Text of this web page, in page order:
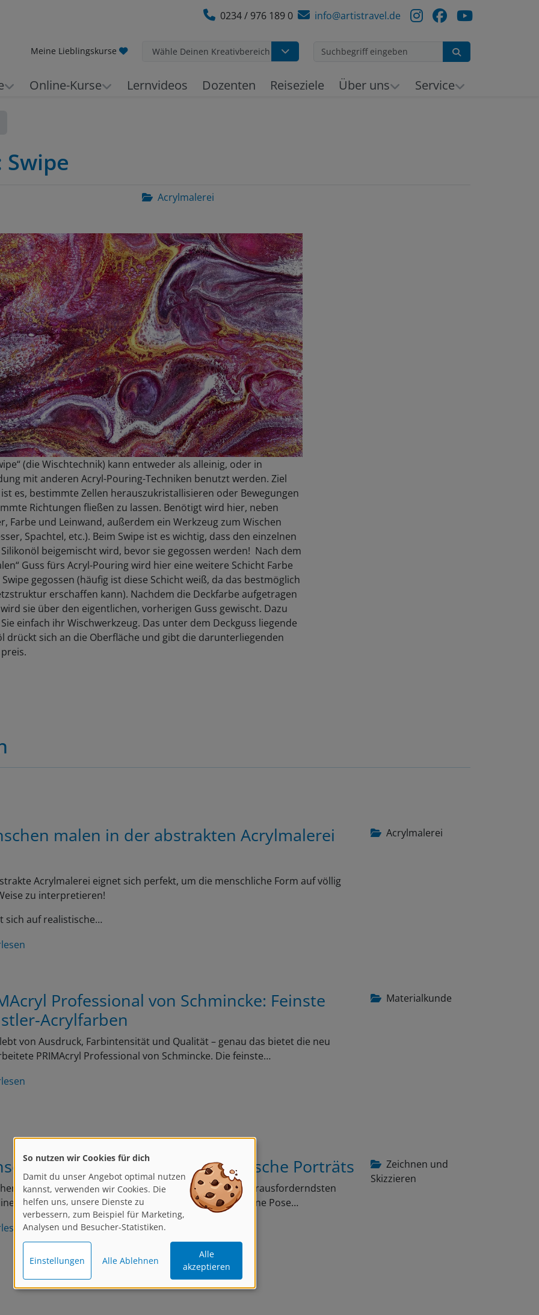
0234 / 976 189 0 info@artistravel.de
Meine Lieblingskurse Wähle Deinen Kreativbereich
Online-Kurse Lernvideos Dozenten Reiseziele Über uns Service
Acrylmalerei
(die Wischtechnik) kann entweder als alleinig, oder in
mit anderen Acryl-Pouring-Techniken benutzt werden. Ziel
es, bestimmte Zellen herauszukristallisieren oder Bewegungen
Richtungen fließen zu lassen. Benötigt wird hier, neben
Farbe und Leinwand, außerdem ein Werkzeug zum Wischen
Spachtel, etc.). Beim Swipe ist es wichtig, dass den einzelnen
beigemischt wird, bevor sie gegossen werden! Nach dem
Guss fürs Acryl-Pouring wird hier eine weitere Schicht Farbe
gegossen (häufig ist diese Schicht weiß, da das bestmöglich
erschaffen kann). Nachdem die Deckfarbe aufgetragen
sie über den eigentlichen, vorherigen Guss gewischt. Dazu
einfach ihr Wischwerkzeug. Das unter dem Deckguss liegende
drückt sich an die Oberfläche und gibt die darunterliegenden
Acrylmalerei
malen in der abstrakten Acrylmalerei
Acrylmalerei eignet sich perfekt, um die menschliche Form auf völlig
zu interpretieren!
sich auf realistische…
Materialkunde
Professional von Schmincke: Feinste
Acrylfarben
von Ausdruck, Farbintensität und Qualität – genau das bietet die neu
PRIMAcryl Professional von Schmincke. Die feinste…
Zeichnen und
Skizzieren
zeichnen: Tipps für realistische Porträts
zu zeichnen ist eine der wichtigsten und zugleich herausforderndsten
in der Kunst. Ein Gesicht erzählt eine Geschichte, eine Pose…
So nutzen wir Cookies für dich
Damit du unser Angebot optimal nutzen
kannst, verwenden wir Cookies. Die
helfen uns, unsere Dienste zu
verbessern, zum Beispiel für Marketing,
Analysen und Besucher-Statistiken.
Einstellungen Alle Ablehnen
Alle
akzeptieren